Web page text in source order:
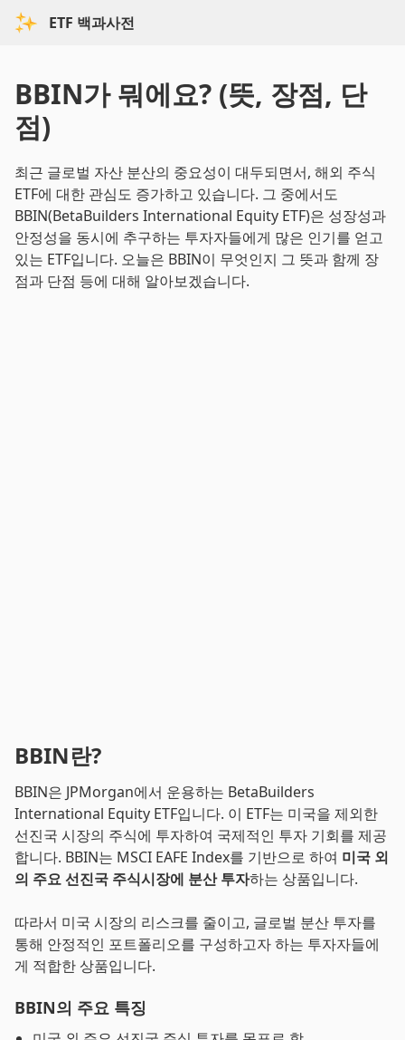
ETF 백과사전
BBIN가 뭐에요? (뜻, 장점, 단
점)
최근 글로벌 자산 분산의 중요성이 대두되면서, 해외 주식
ETF에 대한 관심도 증가하고 있습니다. 그 중에서도
BBIN(BetaBuilders International Equity ETF)은 성장성과
안정성을 동시에 추구하는 투자자들에게 많은 인기를 얻고
있는 ETF입니다. 오늘은 BBIN이 무엇인지 그 뜻과 함께 장
점과 단점 등에 대해 알아보겠습니다.
BBIN란?
BBIN은 JPMorgan에서 운용하는 BetaBuilders
International Equity ETF입니다. 이 ETF는 미국을 제외한
선진국 시장의 주식에 투자하여 국제적인 투자 기회를 제공
합니다. BBIN는 MSCI EAFE Index를 기반으로 하여 미국 외
의 주요 선진국 주식시장에 분산 투자하는 상품입니다.
따라서 미국 시장의 리스크를 줄이고, 글로벌 분산 투자를
통해 안정적인 포트폴리오를 구성하고자 하는 투자자들에
게 적합한 상품입니다.
BBIN의 주요 특징